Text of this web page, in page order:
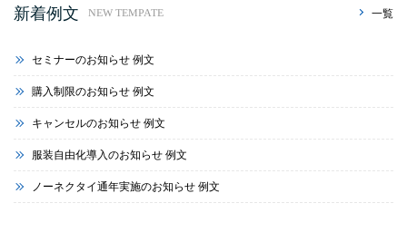
新着例文 NEW TEMPATE 一覧
セミナーのお知らせ 例文
購入制限のお知らせ 例文
キャンセルのお知らせ 例文
服装自由化導入のお知らせ 例文
ノーネクタイ通年実施のお知らせ 例文